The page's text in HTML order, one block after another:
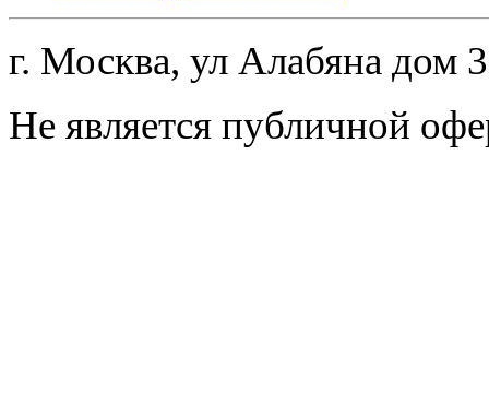
г. Москва, ул Алабяна дом
Не является публичной